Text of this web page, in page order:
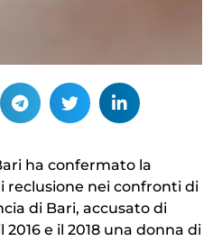
ha confermato la
reclusione nei confronti di
di Bari, accusato di
e il 2018 una donna di